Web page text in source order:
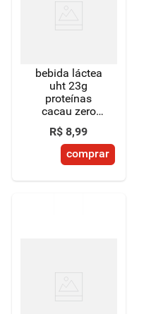
bebida láctea
uht 23g
proteínas
cacau zero
lactose para
dietas com
restrição de
lactose
R$ 8,99
comprar